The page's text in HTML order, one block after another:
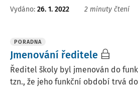
Vydáno: 26. 1. 2022 2 minuty čtení
PORADNA
Jmenování ředitele
Ředitel školy byl jmenován do
tzn., že jeho funkční období trvá